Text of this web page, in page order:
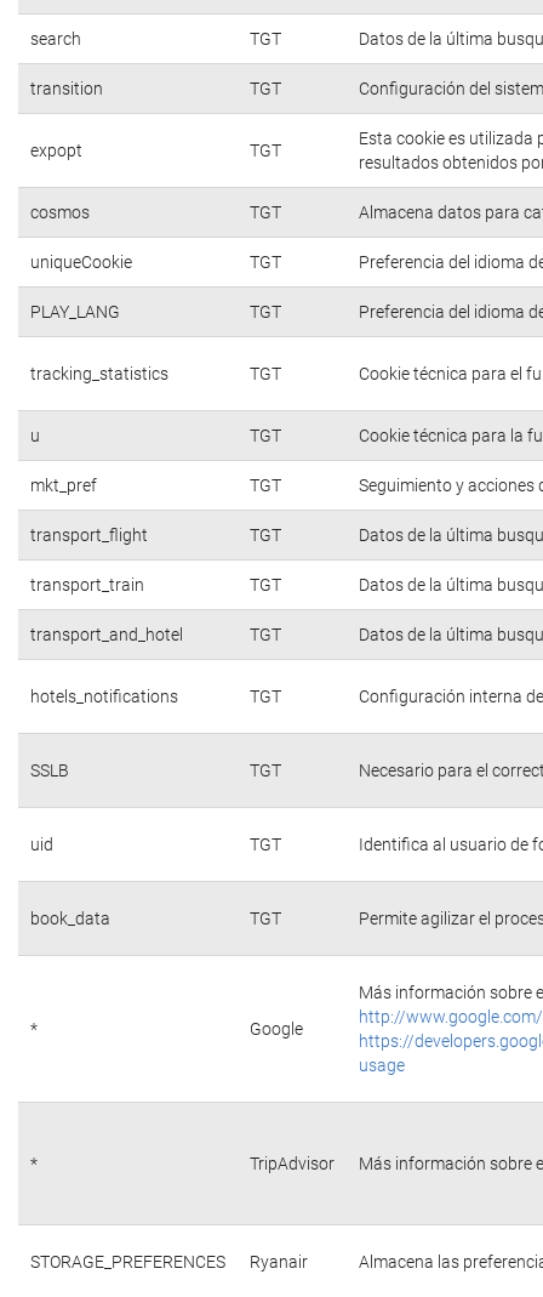
search TGT Datos de la última
transition TGT Configuración del
expopt TGT
Esta cookie es utilizada
resultados obtenidos
cosmos TGT Almacena datos para
uniqueCookie TGT Preferencia del idioma
PLAY_LANG TGT Preferencia del idioma
tracking_statistics TGT Cookie técnica para el
u TGT Cookie técnica para la
mkt_pref TGT Seguimiento y acciones
transport_flight TGT Datos de la última
transport_train TGT Datos de la última
transport_and_hotel TGT Datos de la última
hotels_notifications TGT Configuración interna
SSLB TGT Necesario para el
uid TGT Identifica al usuario de
book_data TGT Permite agilizar el
* Google
Más información sobre
http://
https://
usage
* TripAdvisor Más información sobre
STORAGE_PREFERENCES Ryanair Almacena las